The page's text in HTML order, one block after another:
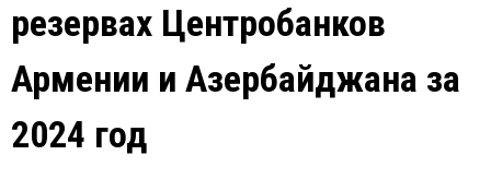
резервах Центробанков
Армении и Азербайджана за
2024 год